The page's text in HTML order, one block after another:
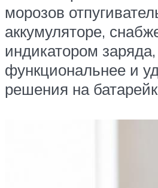
морозов
аккумуляторе,
индикатором заряда,
функциональнее и
решения на